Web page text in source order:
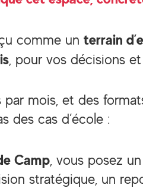
comme un terrain
, pour vos décisions
par mois, et des
des cas d’école :
Camp, vous posez
stratégique, un